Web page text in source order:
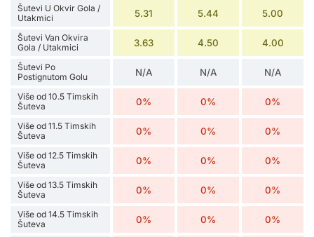
Šutevi U Okvir Gola /
Utakmici
5.31 5.44 5.00
Šutevi Van Okvira
Gola / Utakmici
3.63 4.50 4.00
Šutevi Po
Postignutom Golu
N/A N/A N/A
Više od 10.5 Timskih
Šuteva
0% 0% 0%
Više od 11.5 Timskih
Šuteva
0% 0% 0%
Više od 12.5 Timskih
Šuteva
0% 0% 0%
Više od 13.5 Timskih
Šuteva
0% 0% 0%
Više od 14.5 Timskih
Šuteva
0% 0% 0%